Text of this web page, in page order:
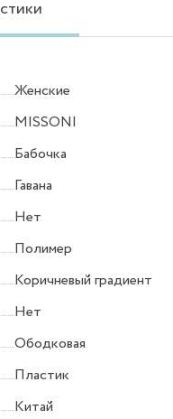
Женские
MISSONI
Бабочка
Гавана
Нет
Полимер
Коричневый градиент
Нет
Ободковая
Пластик
Китай